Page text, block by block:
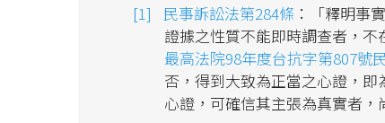
民事訴訟法第284條 ：「釋明事
證據之性質不能即時調查者，不
最高法院98年度台抗字第807號
否，得到大致為正當之心證，
心證，可確信其主張為真實者，